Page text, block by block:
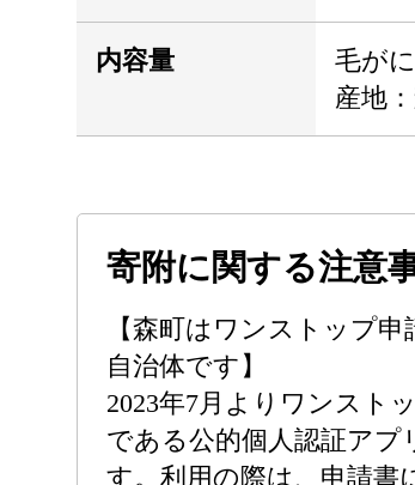
内容量
毛が
産地
寄附に関する注意
【森町はワンストップ
自治体です】
2023年7月よりワンスト
である公的個人認証アプ
す。利用の際は、申請書